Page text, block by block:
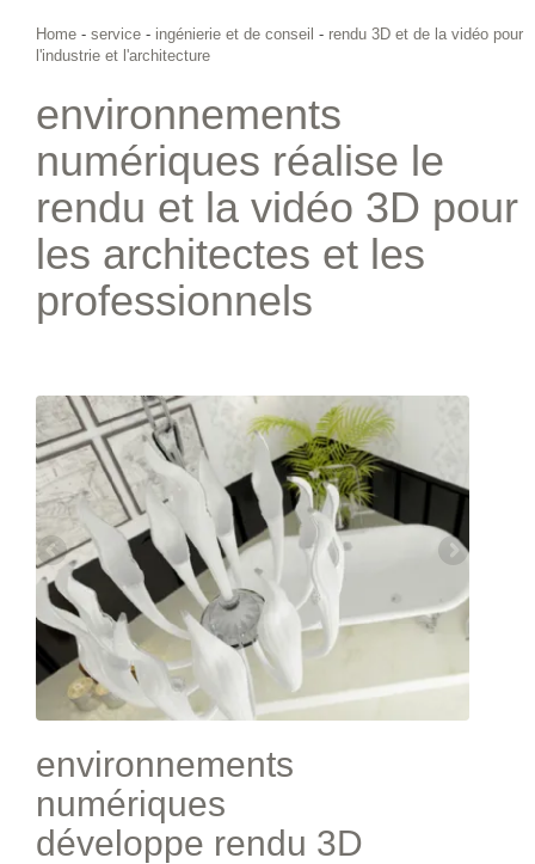
Home - service - ingénierie et de conseil - rendu 3D et de la vidéo pour
l'industrie et l'architecture
environnements
numériques réalise le
rendu et la vidéo 3D pour
les architectes et les
professionnels
environnements
numériques
développe rendu 3D